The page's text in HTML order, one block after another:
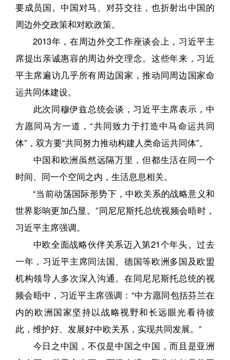
要成员国。中国对马、对芬交往，也折射出中国的
周边外交政策和对欧政策。
2013年，在周边外交工作座谈会上，习近平主
席提出亲诚惠容的周边外交理念。这些年来，习近
平主席遍访几乎所有周边国家，推动同周边国家命
运共同体建设。
此次同穆伊兹总统会谈，习近平主席表示，中
方愿同马方一道，“共同致力于打造中马命运共同
体”，双方要“共同努力推动构建人类命运共同体”。
中国和欧洲虽然远隔万里，但都生活在同一个
时间、同一个空间之内，生活息息相关。
“当前动荡国际形势下，中欧关系的战略意义和
世界影响更加凸显。”同尼尼斯托总统视频会晤时，
习近平主席强调。
中欧全面战略伙伴关系迈入第21个年头。过去
一年，习近平主席同法国、德国等欧洲多国及欧盟
机构领导人多次深入沟通。在同尼尼斯托总统的视
频会晤中，习近平主席强调：“中方愿同包括芬兰在
内的欧洲国家坚持以战略视野和长远眼光看待彼
此，维护好、发展好中欧关系，实现共同发展。”
今日之中国，不仅是中国之中国，而且是亚洲